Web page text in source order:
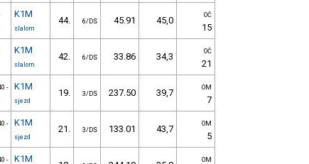
K1M
slalom
44. 6/DS 45.91 45,0 OČ
15
K1M
slalom
42. 6/DS 33.86 34,3 OČ
21
-
K1M
sjezd
19. 3/DS 237.50 39,7 OM
7
-
K1M
sjezd
21. 3/DS 133.01 43,7 OM
5
-
K1M OM